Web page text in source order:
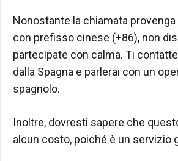
Nonostante la chiamata
con prefisso cinese (+86), non
partecipate con calma. Ti
dalla Spagna e parlerai con un
spagnolo.
Inoltre, dovresti sapere che
alcun costo, poiché è un servizio